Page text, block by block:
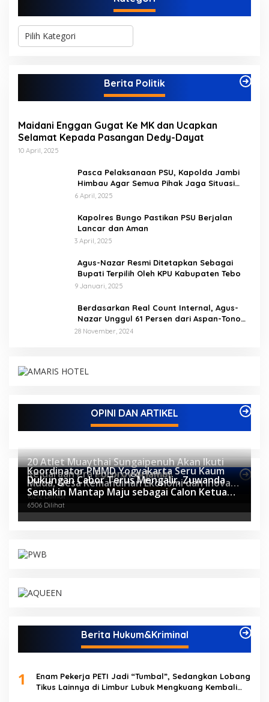
K
g
Berita Politik
Maidani Enggan Gugat Ke MK dan Ucapkan
Selamat Kepada Pasangan Dedy-Dayat
10 April, 2025
Pasca Pelaksanaan PSU, Kapolda Jambi
Himbau Agar Semua Pihak Jaga Situasi
Kamtibmas
6 April, 2025
Kapolres Bungo Pastikan PSU Berjalan
Lancar dan Aman
3 April, 2025
Agus-Nazar Resmi Ditetapkan Sebagai
Bupati Terpilih Oleh KPU Kabupaten Tebo
9 Januari, 2025
Berdasarkan Real Count Internal, Agus-
Nazar Unggul 61 Persen dari Aspan-Tono
Hanya 39 Persen
28 November, 2024
OPINI DAN ARTIKEL
Berita Olahraga
20 Atlet Muaythai Sungaipenuh Akan Ikuti
Kejuaraan Pra Porprov di Jambi
11081 Dilihat
Koordinator PMMD Yogyakarta Seru Kaum
Muda, Gesa Kemandirian Ekonomi dan Inovasi
Desa
10212 Dilihat
Dukungan Cabor Terus Mengalir, Zuwanda
Semakin Mantap Maju sebagai Calon Ketua
KONI
6506 Dilihat
Berita Hukum&Kriminal
1
Enam Pekerja PETI Jadi “Tumbal”, Sedangkan Lobang
Tikus Lainnya di Limbur Lubuk Mengkuang Kembali